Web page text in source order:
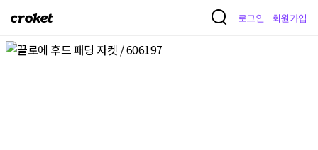
크
켓
로그인 회원가입